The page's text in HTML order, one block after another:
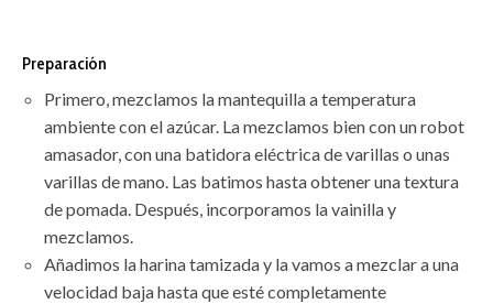
Preparación
Primero, mezclamos la mantequilla a temperatura
ambiente con el azúcar. La mezclamos bien con un robot
amasador, con una batidora eléctrica de varillas o unas
varillas de mano. Las batimos hasta obtener una textura
de pomada. Después, incorporamos la vainilla y
mezclamos.
Añadimos la harina tamizada y la vamos a mezclar a una
velocidad baja hasta que esté completamente